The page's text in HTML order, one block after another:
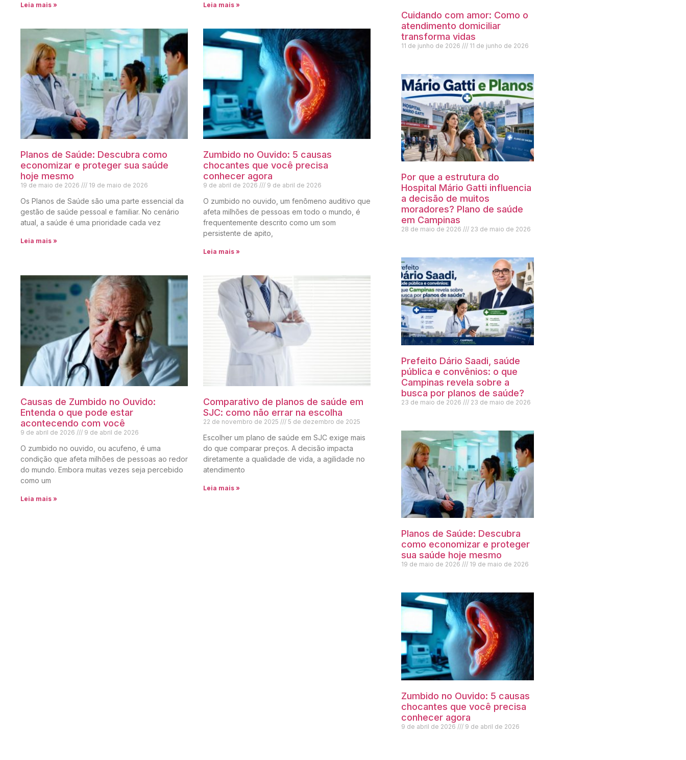
Leia mais » Leia mais »
Planos de Saúde: Descubra como
economizar e proteger sua saúde
hoje mesmo
19 de maio de 2026 19 de maio de 2026
Os Planos de Saúde são uma parte essencial da
gestão de saúde pessoal e familiar. No cenário
atual, a saúde é uma prioridade cada vez
Leia mais »
Zumbido no Ouvido: 5 causas
chocantes que você precisa
conhecer agora
9 de abril de 2026 9 de abril de 2026
O zumbido no ouvido, um fenômeno auditivo que
afeta milhões de pessoas em todo o mundo, é
frequentemente descrito como um som
persistente de apito,
Leia mais »
Causas de Zumbido no Ouvido:
Entenda o que pode estar
acontecendo com você
9 de abril de 2026 9 de abril de 2026
O zumbido no ouvido, ou acufeno, é uma
condição que afeta milhões de pessoas ao redor
do mundo. Embora muitas vezes seja percebido
como um
Leia mais »
Comparativo de planos de saúde em
SJC: como não errar na escolha
22 de novembro de 2025 5 de dezembro de 2025
Escolher um plano de saúde em SJC exige mais
do que comparar preços. A decisão impacta
diretamente a qualidade de vida, a agilidade no
atendimento
Leia mais »
Cuidando com amor: Como o
atendimento domiciliar
transforma vidas
11 de junho de 2026 11 de junho de 2026
Por que a estrutura do
Hospital Mário Gatti influencia
a decisão de muitos
moradores? Plano de saúde
em Campinas
28 de maio de 2026 23 de maio de 2026
Prefeito Dário Saadi, saúde
pública e convênios: o que
Campinas revela sobre a
busca por planos de saúde?
23 de maio de 2026 23 de maio de 2026
Planos de Saúde: Descubra
como economizar e proteger
sua saúde hoje mesmo
19 de maio de 2026 19 de maio de 2026
Zumbido no Ouvido: 5 causas
chocantes que você precisa
conhecer agora
9 de abril de 2026 9 de abril de 2026